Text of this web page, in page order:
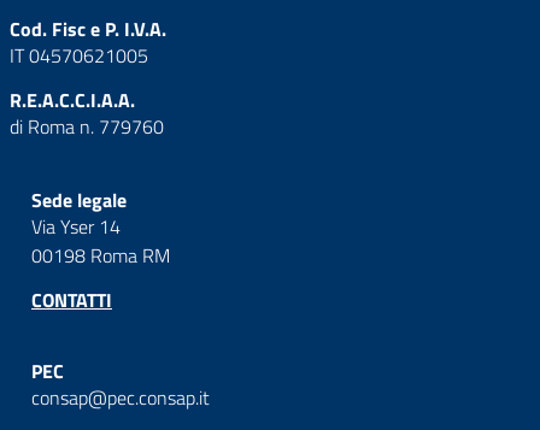
Cod. Fisc e P. I.V.A.
IT 04570621005
R.E.A.C.C.I.A.A.
di Roma n. 779760
Sede legale
Via Yser 14
00198 Roma RM
CONTATTI
PEC
consap@pec.consap.it